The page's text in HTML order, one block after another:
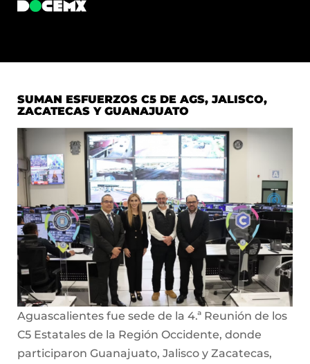
SUMAN ESFUERZOS C5 DE AGS, JALISCO,
ZACATECAS Y GUANAJUATO
Aguascalientes fue sede de la 4.ª Reunión de los
C5 Estatales de la Región Occidente, donde
participaron Guanajuato, Jalisco y Zacatecas,